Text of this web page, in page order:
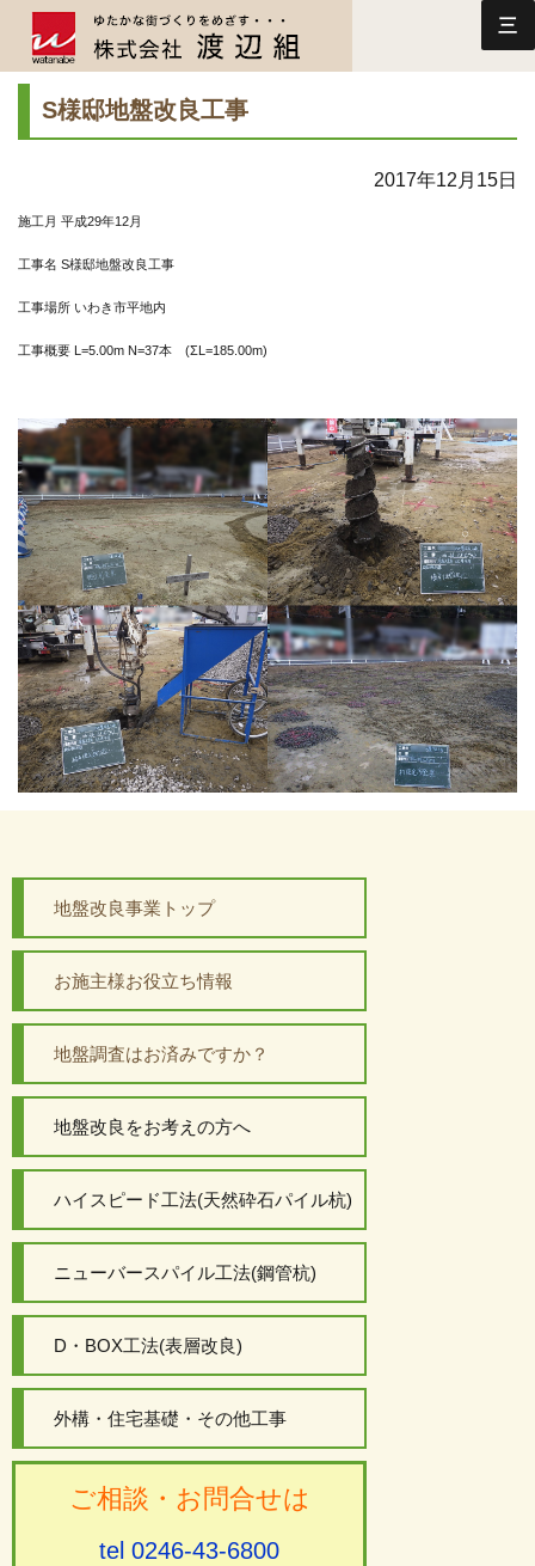
三
S様邸地盤改良工事
2017年12月15日
施工月 平成29年12月
工事名 S様邸地盤改良工事
工事場所 いわき市平地内
工事概要 L=5.00m N=37本 (ΣL=185.00m)
地盤改良事業トップ
お施主様お役立ち情報
地盤調査はお済みですか？
地盤改良をお考えの方へ
ハイスピード工法(天然砕石パイル杭)
ニューバースパイル工法(鋼管杭)
D・BOX工法(表層改良)
外構・住宅基礎・その他工事
ご相談・お問合せは
tel 0246-43-6800